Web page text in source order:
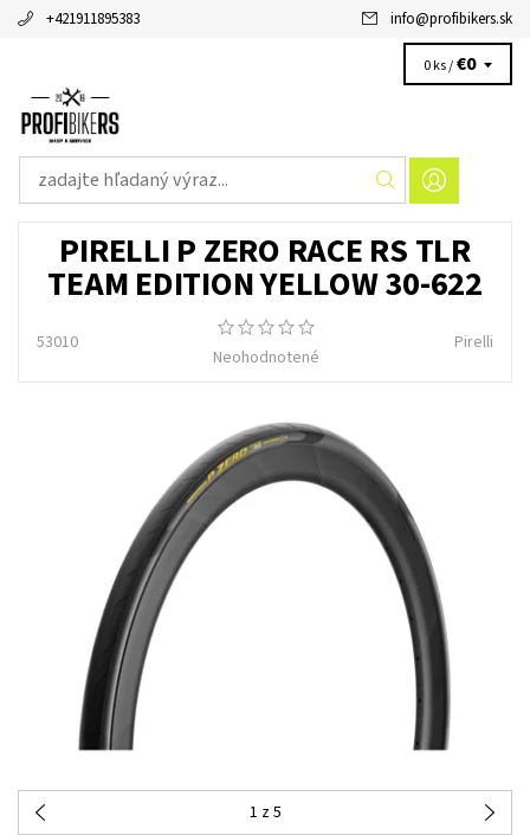
+421911895383 info@profibikers.sk
0 ks /€0
PIRELLI P ZERO RACE RS TLR
TEAM EDITION YELLOW 30-622
53010
Neohodnotené
Pirelli
1 z 5